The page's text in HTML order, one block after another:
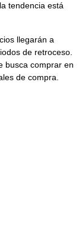
tendencia está
llegarán a
de retroceso.
busca comprar en
de compra.